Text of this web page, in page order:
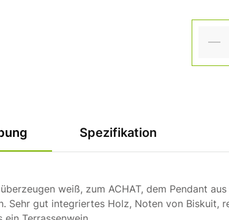
Spezifikation
weiß, zum ACHAT, dem Pendant
Sehr gut integriertes Holz, Noten von Biskuit,